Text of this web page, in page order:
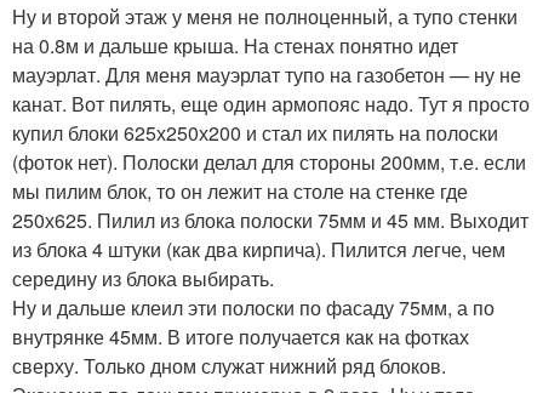
Ну и второй этаж у меня не полноценный, а тупо стенки
на 0.8м и дальше крыша. На стенах понятно идет
мауэрлат. Для меня мауэрлат тупо на газобетон — ну не
канат. Вот пилять, еще один армопояс надо. Тут я просто
купил блоки 625х250х200 и стал их пилять на полоски
(фоток нет). Полоски делал для стороны 200мм, т.е. если
мы пилим блок, то он лежит на столе на стенке где
250х625. Пилил из блока полоски 75мм и 45 мм. Выходит
из блока 4 штуки (как два кирпича). Пилится легче, чем
середину из блока выбирать.
Ну и дальше клеил эти полоски по фасаду 75мм, а по
внутрянке 45мм. В итоге получается как на фотках
сверху. Только дном служат нижний ряд блоков.